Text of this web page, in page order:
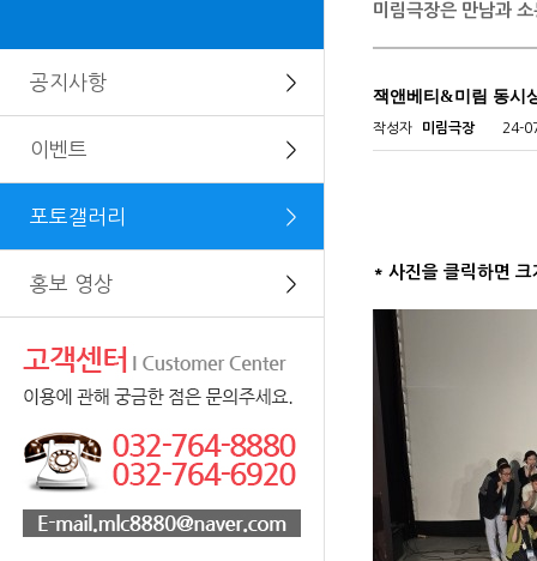
공지사항 ＞
이벤트 ＞
포토갤러리 ＞
홍보 영상 ＞
미림극장은 만남과
잭앤베티&미림 동시
작성자 미림극장 24-
* 사진을 클릭하면